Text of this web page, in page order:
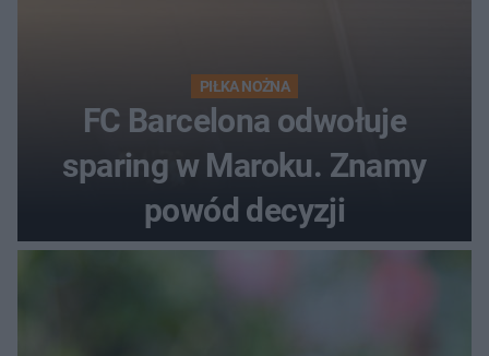
PIŁKA NOŻNA
FC Barcelona odwołuje
sparing w Maroku. Znamy
powód decyzji